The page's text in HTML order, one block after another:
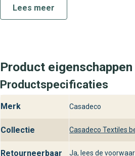
werkkamer. Combineer met warme
strakke metalen accenten om je
De Textiles collectie staat voor
tijdloos design. Iedere dessin is
met oog voor detail en de nieuwste
De Lin is een van de sfeermakers in
woonomgeving. Laat Textiles het
Lees meer
Product eigenschappen
Productspecificaties
Merk Casadeco
Collectie Casadeco Textiles
Retourneerbaar Ja, lees de